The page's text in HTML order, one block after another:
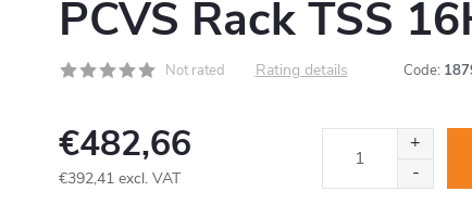
PCVS Rack TSS
Not rated Rating details Code:
€482,66
€392,41 excl. VAT